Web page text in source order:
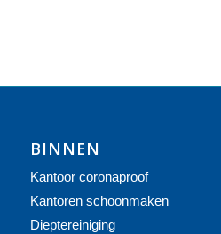
BINNEN
Kantoor coronaproof
Kantoren schoonmaken
Dieptereiniging